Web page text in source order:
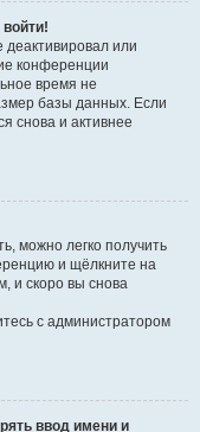
деактивировал или
конференции
время не
базы данных. Если
снова и активнее
можно легко получить
и щёлкните на
и скоро вы снова
с администратором
ввод имени и